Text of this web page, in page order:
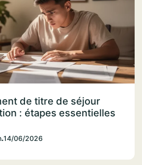
de titre de séjour
: étapes essentielles
.14/06/2026